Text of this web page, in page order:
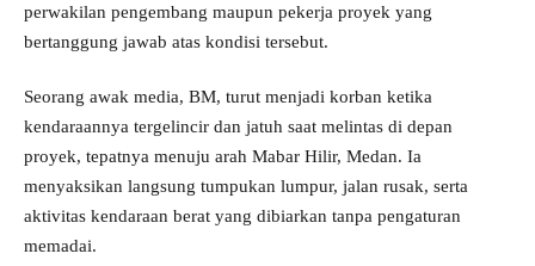
perwakilan pengembang maupun pekerja proyek yang
bertanggung jawab atas kondisi tersebut.
Seorang awak media, BM, turut menjadi korban ketika
kendaraannya tergelincir dan jatuh saat melintas di depan
proyek, tepatnya menuju arah Mabar Hilir, Medan. Ia
menyaksikan langsung tumpukan lumpur, jalan rusak, serta
aktivitas kendaraan berat yang dibiarkan tanpa pengaturan
memadai.